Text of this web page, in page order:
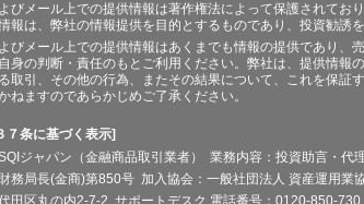
びメール上での提供情報は著作権法によって保護されてお
報は、弊社の情報提供を目的とするものであり、投資勧誘
びメール上での提供情報はあくまでも情報の提供であり
身の判断・責任のもとご利用ください。弊社は、提供情
取引、その他の行為、またその結果について、これを保
ねますのであらかじめご了承ください。
７条に基づく表示]
ジャパン（金融商品取引業者） 業務内容：投資助言・代
務局長(金商)第850号 加入協会：一般社団法人 資産運用業
田区丸の内2-7-2 サポートデスク 電話番号：0120-850-